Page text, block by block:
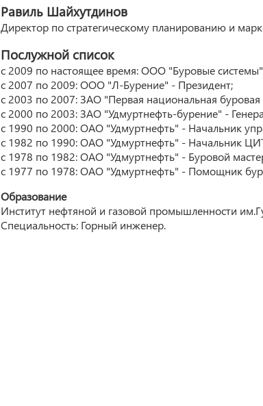
Равиль Шайхутдинов
Директор по стратегическому планированию и
Послужной список
с 2009 по настоящее время: ООО "Буровые
с 2007 по 2009: ООО "Л-Бурение" - Президент;
с 2003 по 2007: ЗАО "Первая национальная
с 2000 по 2003: ЗАО "Удмуртнефть-бурение" -
с 1990 по 2000: ОАО "Удмуртнефть" - Начальник
с 1982 по 1990: ОАО "Удмуртнефть" - Начальник
с 1978 по 1982: ОАО "Удмуртнефть" - Буровой
с 1977 по 1978: ОАО "Удмуртнефть" - Помощник
Образование
Институт нефтяной и газовой промышленности
Специальность: Горный инженер.